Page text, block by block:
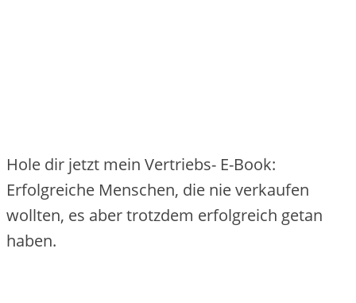
Hole dir jetzt mein Vertriebs- E-Book:
Erfolgreiche Menschen, die nie verkaufen
wollten, es aber trotzdem erfolgreich getan
haben.